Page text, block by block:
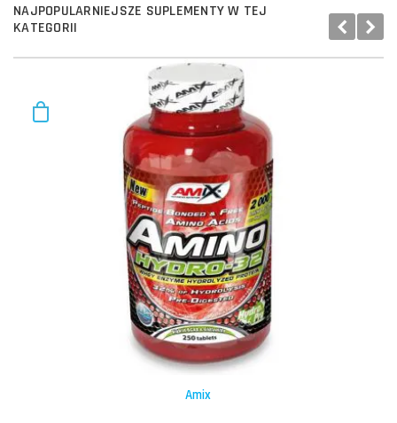
NAJPOPULARNIEJSZE SUPLEMENTY W TEJ
KATEGORII
Amix